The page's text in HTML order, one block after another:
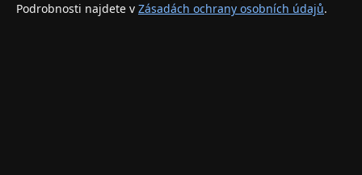
Doprava a doručení
Podrobnosti najdete v Zásadách ochrany osobních údajů.